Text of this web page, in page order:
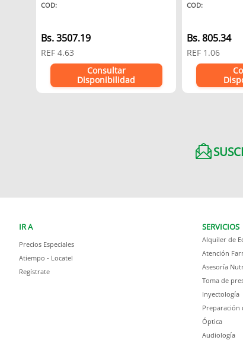
COD:
Bs.3507.19
REF4.63
Consultar
Disponibilidad
COD:
Bs.805.34
REF 1.06
IR A
Precios Especiales
Atiempo - Locatel
Regístrate
SERVICIOS
Alquiler de
Atención
Asesoría
Toma de
Inyectología
Preparación
Óptica
Audiología